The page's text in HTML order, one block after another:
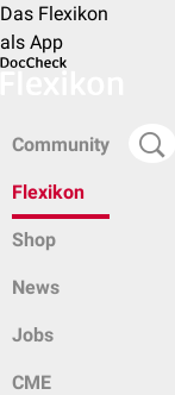
Das Flexikon
als App
Community
Flexikon
Shop
News
Jobs
CME